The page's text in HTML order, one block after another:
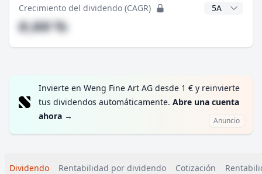
Crecimiento del dividendo (CAGR) Años CAGR
#,## %
Invierte en Weng Fine Art AG desde 1 € y reinvierte
tus dividendos automáticamente. Abre una cuenta
ahora → Anuncio
Dividendo Rentabilidad por dividendo Cotización